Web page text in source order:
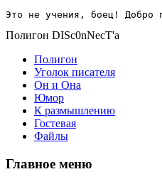
Это не учения, боец! Добро
Полигон DISc0nNecT'a
Полигон
Уголок писателя
Он и Она
Юмор
К размышлению
Гостевая
Файлы
Главное меню